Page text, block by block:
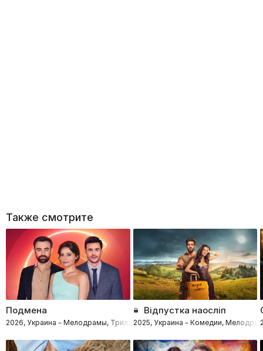
Также смотрите
Подмена
2026, Украина – Мелодрамы, Триллеры
Відпустка наосліп
2025, Украина – Комедии,